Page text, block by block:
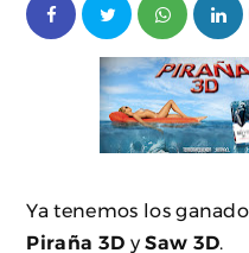
Ya tenemos los
Piraña 3D ySaw 3D